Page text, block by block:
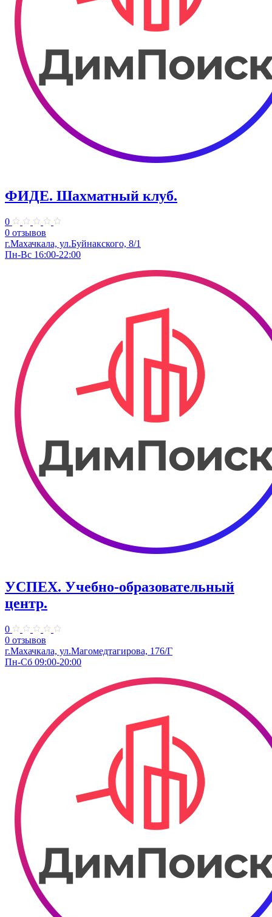
ФИДЕ. Шахматный клуб.
0
0 отзывов
г.Махачкала, ​ул.Буйнакского, 8/1
Пн-Вс 16:00-22:00
УСПЕХ. Учебно-образовательный
центр.
0
0 отзывов
г.Махачкала, ул.Магомедтагирова, 176/Г
Пн-Сб 09:00-20:00